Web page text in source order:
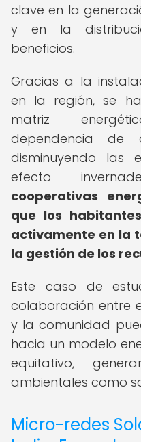
clave en la
y en la
beneficios.
Gracias a la
en la región, se
matriz
dependencia de
disminuyendo las
efecto
cooperativas
que los
activamente en la
la gestión de los
Este caso de
colaboración entre
y la comunidad
hacia un modelo
equitativo,
ambientales como
Micro-redes